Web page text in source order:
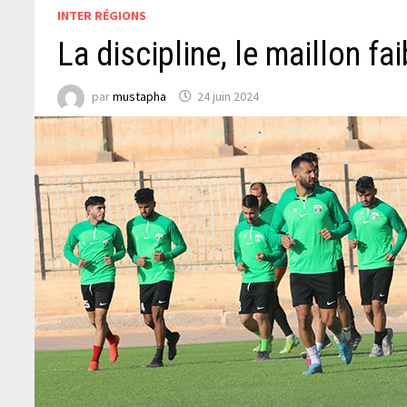
INTER RÉGIONS
La discipline, le maillon
parmustapha 24 juin 2024